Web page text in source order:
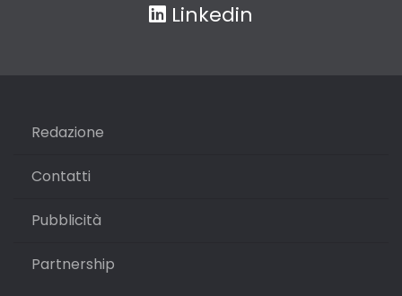
Linkedin
Redazione
Contatti
Pubblicità
Partnership